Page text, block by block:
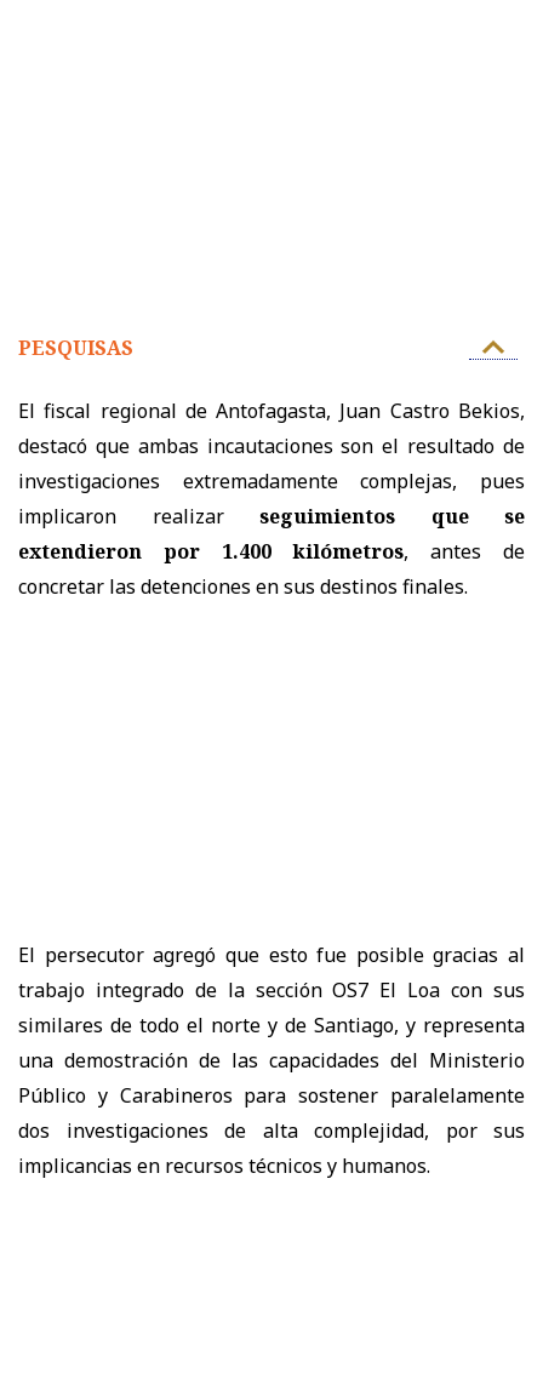
PESQUISAS
El fiscal regional de Antofagasta, Juan Castro Bekios,
destacó que ambas incautaciones son el resultado de
investigaciones extremadamente complejas, pues
implicaron realizar seguimientos que se
extendieron por 1.400 kilómetros, antes de
concretar las detenciones en sus destinos finales.
El persecutor agregó que esto fue posible gracias al
trabajo integrado de la sección OS7 El Loa con sus
similares de todo el norte y de Santiago, y representa
una demostración de las capacidades del Ministerio
Público y Carabineros para sostener paralelamente
dos investigaciones de alta complejidad, por sus
implicancias en recursos técnicos y humanos.